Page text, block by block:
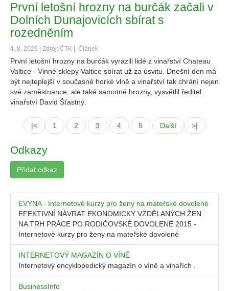
První letošní hrozny na burčák začali v
Dolních Dunajovicích sbírat s
rozedněním
4. 8. 2026 | Zdroj: ČTK | Článek
První letošní hrozny na burčák vyrazili lidé z vinařství Chateau
Valtice - Vinné sklepy Valtice sbírat už za úsvitu. Dnešní den má
být nejteplejší v současné horké vlně a vinařství tak chrání nejen
své zaměstnance, ale také samotné hrozny, vysvětlil ředitel
vinařství David Šťastný.
|< 1 2 3 4 5 Další >|
Odkazy
Přidat odkaz
EVYNA - Internetové kurzy pro ženy na mateřské dovolené
EFEKTIVNÍ NÁVRAT EKONOMICKY VZDĚLANÝCH ŽEN
NA TRH PRÁCE PO RODIČOVSKÉ DOVOLENÉ 2015 -
Internetové kurzy pro ženy na mateřské dovolené
INTERNETOVÝ MAGAZÍN O VÍNĚ
Internetový encyklopedický magazín o víně a vinařích .
BusinessInfo